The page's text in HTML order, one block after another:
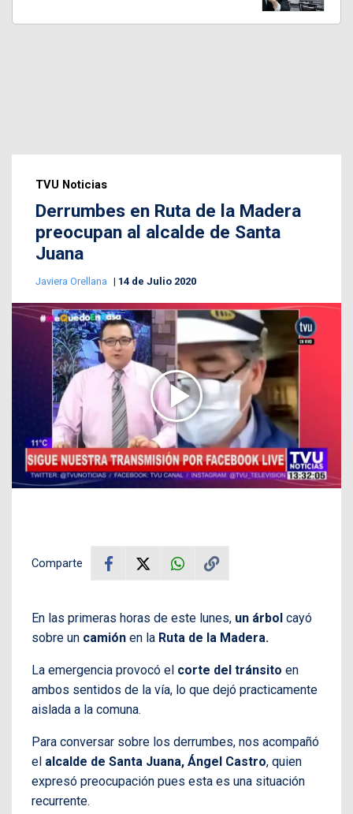
TVU Noticias
Derrumbes en Ruta de la Madera
preocupan al alcalde de Santa
Juana
Javiera Orellana 14 de Julio 2020
Comparte
En las primeras horas de este lunes, un árbol cayó
sobre un camión en la Ruta de la Madera.
La emergencia provocó el corte del tránsito en
ambos sentidos de la vía, lo que dejó practicamente
aislada a la comuna.
Para conversar sobre los derrumbes, nos acompañó
el alcalde de Santa Juana, Ángel Castro, quien
expresó preocupación pues esta es una situación
recurrente.